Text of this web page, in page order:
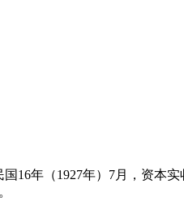
16年（1927年）7月，资本